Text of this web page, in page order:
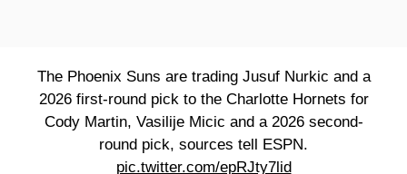
The Phoenix Suns are trading Jusuf Nurkic and a
2026 first-round pick to the Charlotte Hornets for
Cody Martin, Vasilije Micic and a 2026 second-
round pick, sources tell ESPN.
pic.twitter.com/epRJty7lid